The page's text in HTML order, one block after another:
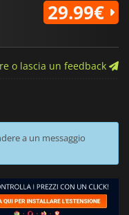
29.99€
o lascia un feedback
a un messaggio